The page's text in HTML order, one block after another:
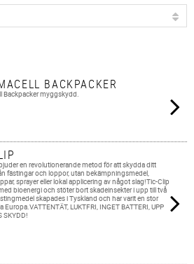
BACKPACKER
Backpacker myggskydd.
en revolutionerande metod för att skydda ditt
fästingar och loppor, utan bekämpningsmedel,
sprayer eller lokal applicering av något slag!Tic-Clip
bioenergi och stöter bort skadeinsekter i upp till två
skapades i Tyskland och har varit en stor
Europa.VATTENTÄT, LUKTFRI, INGET BATTERI, UPP
SKYDD!